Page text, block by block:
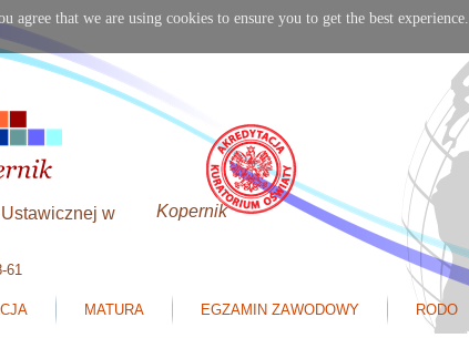
61
w
Kopernik
MATURA EGZAMIN ZAWODOWY RODO
agree that we are using cookies to ensure you to get the best experience.